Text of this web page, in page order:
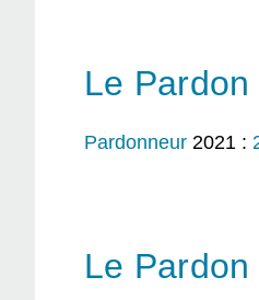
Le
Pardonneur2021 :
Le